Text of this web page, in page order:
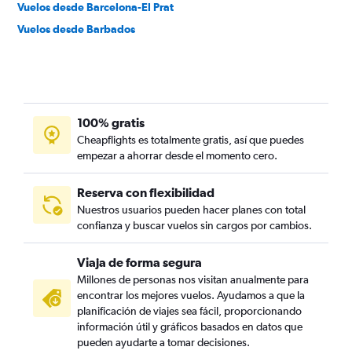
Vuelos desde Barcelona-El Prat
Vuelos desde Barbados
100% gratis
Cheapflights es totalmente gratis, así que puedes
empezar a ahorrar desde el momento cero.
Reserva con flexibilidad
Nuestros usuarios pueden hacer planes con total
confianza y buscar vuelos sin cargos por cambios.
Viaja de forma segura
Millones de personas nos visitan anualmente para
encontrar los mejores vuelos. Ayudamos a que la
planificación de viajes sea fácil, proporcionando
información útil y gráficos basados en datos que
pueden ayudarte a tomar decisiones.